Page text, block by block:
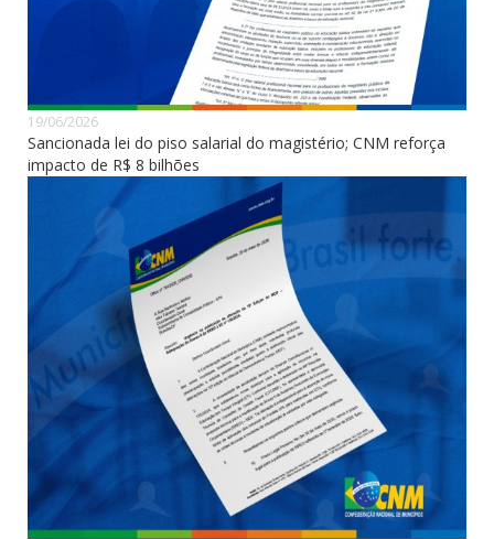
19/06/2026
Sancionada lei do piso salarial do magistério; CNM reforça
impacto de R$ 8 bilhões